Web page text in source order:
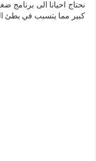
نحتاج احيانا الى
كبير مما يتسبب في بطئ